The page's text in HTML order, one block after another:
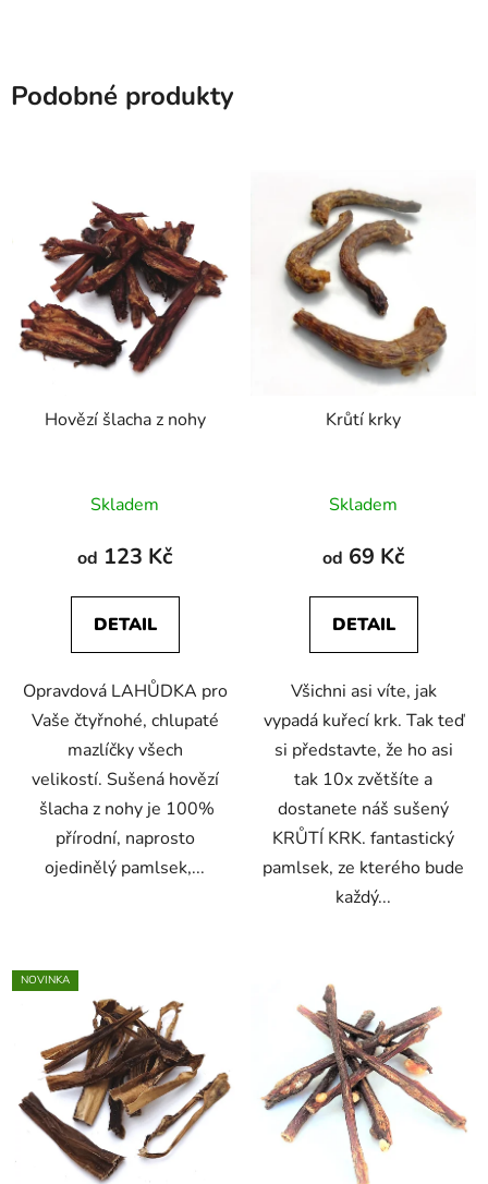
Podobné produkty
Hovězí šlacha z nohy
hodnocení
produktu
4,8
z
hvězdiček.
Skladem
od 123 Kč
DETAIL
Opravdová LAHŮDKA pro
Vaše čtyřnohé, chlupaté
mazlíčky všech
velikostí. Sušená hovězí
šlacha z nohy je 100%
přírodní, naprosto
ojedinělý pamlsek,...
Krůtí krky
hodnocení
produktu
5,0
z
hvězdiček.
Skladem
od 69 Kč
DETAIL
Všichni asi víte, jak
vypadá kuřecí krk. Tak teď
si představte, že ho asi
tak 10x zvětšíte a
dostanete náš sušený
KRŮTÍ KRK. fantastický
pamlsek, ze kterého bude
každý...
NOVINKA